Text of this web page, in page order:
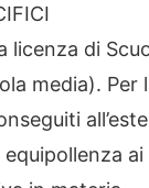
licenza di
media). Per
ai